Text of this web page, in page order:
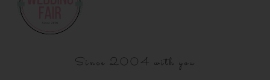
Since 2004 with you